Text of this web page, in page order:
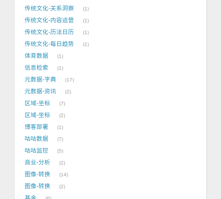
传统文化-关系洞察 1
传统文化-内容运营 1
传统文化-历法日历 1
传统文化-每日趋势 1
体育数据 1
信息检索 1
元数据-字典 17
元数据-资讯 2
区域-坐标 7
区域-坐标 2
博客部署 1
咕咕数据 7
咕咕监控 5
商业-分析 2
图像-转换 14
图像-转换 2